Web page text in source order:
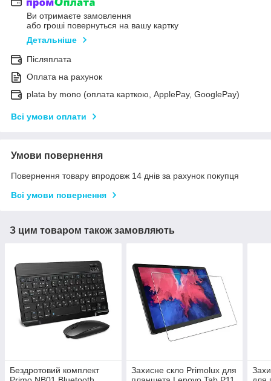
Ви отримаєте замовлення
або гроші повернуться на вашу картку
Детальніше
Післяплата
Оплата на рахунок
plata by mono (оплата карткою, ApplePay, GooglePay)
Всі умови оплати
Умови повернення
Повернення товару впродовж 14 днів за рахунок покупця
Всі умови повернення
З цим товаром також замовляють
Бездротовий комплект
Захисне скло Primolux для